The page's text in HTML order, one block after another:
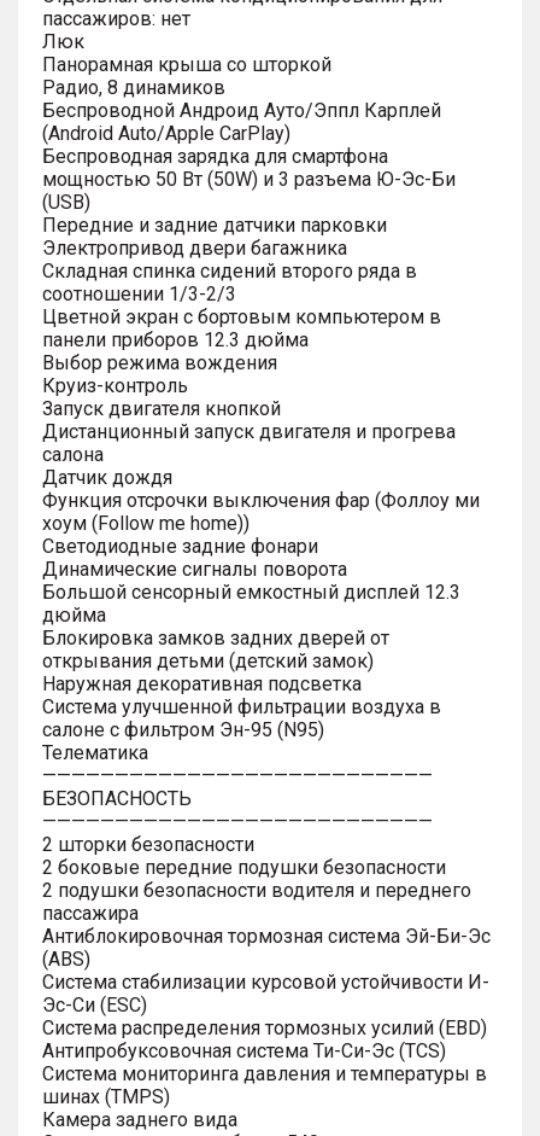
пассажиров: нет
Люк
Панорамная крыша со шторкой
Радио, 8 динамиков
Беспроводной Андроид Ауто/Эппл Карплей
(Android Auto/Apple CarPlay)
Беспроводная зарядка для смартфона
мощностью 50 Вт (50W) и 3 разъема Ю-Эс-Би
(USB)
Передние и задние датчики парковки
Электропривод двери багажника
Складная спинка сидений второго ряда в
соотношении 1/3-2/3
Цветной экран с бортовым компьютером в
панели приборов 12.3 дюйма
Выбор режима вождения
Круиз-контроль
Запуск двигателя кнопкой
Дистанционный запуск двигателя и прогрева
салона
Датчик дождя
Функция отсрочки выключения фар (Фоллоу ми
хоум (Follow me home))
Светодиодные задние фонари
Динамические сигналы поворота
Большой сенсорный емкостный дисплей 12.3
дюйма
Блокировка замков задних дверей от
открывания детьми (детский замок)
Наружная декоративная подсветка
Система улучшенной фильтрации воздуха в
салоне с фильтром Эн-95 (N95)
Телематика
———————————————————————————
БЕЗОПАСНОСТЬ
———————————————————————————
2 шторки безопасности
2 боковые передние подушки безопасности
2 подушки безопасности водителя и переднего
пассажира
Антиблокировочная тормозная система Эй-Би-Эс
(ABS)
Система стабилизации курсовой устойчивости И-
Эс-Си (ESC)
Система распределения тормозных усилий (EBD)
Антипробуксовочная система Ти-Си-Эс (TCS)
Система мониторинга давления и температуры в
шинах (TMPS)
Камера заднего вида